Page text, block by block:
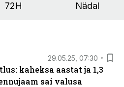
72H Nädal
29.05.25, 07:30
kaheksa aastat ja 1,3
sai valusa